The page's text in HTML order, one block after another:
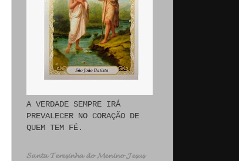
A VERDADE SEMPRE IRÁ
PREVALECER NO CORAÇÃO DE
QUEM TEM FÉ.
𝓢𝓪𝓷𝓽𝓪 𝓣𝓮𝓻𝓮𝓼𝓲𝓷𝓱𝓪 𝓭𝓸 𝓜𝓮𝓷𝓲𝓷𝓸 𝓙𝓮𝓼𝓾𝓼